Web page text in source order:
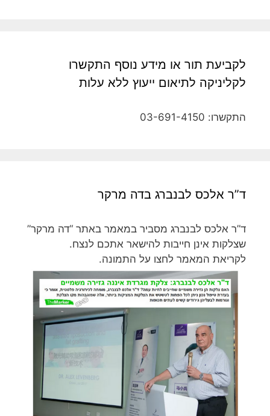
לקביעת תור או מידע נוסף התקשרו
לקליניקה לתיאום ייעוץ ללא עלות
התקשרו: 03-691-4150
ד”ר אלכס לבנברג בדה מרקר
ד”ר אלכס לבנברג מסביר במאמר באתר “דה מרקר”
שצלקות אינן חייבות להישאר אתכם לנצח.
לקריאת המאמר לחצו על התמונה.